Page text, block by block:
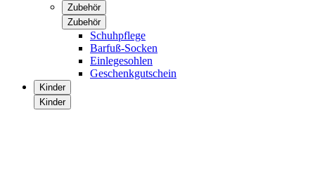
Zubehör
Zubehör
Schuhpflege
Barfuß-Socken
Einlegesohlen
Geschenkgutschein
Kinder
Kinder